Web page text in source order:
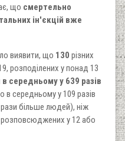
що смертельно
ін'єкцій вже
виявити, що 130 різних
розподілених у понад 13
середньому у 639 разів
в середньому у 109 разів
більше людей), ніж
у 12 або